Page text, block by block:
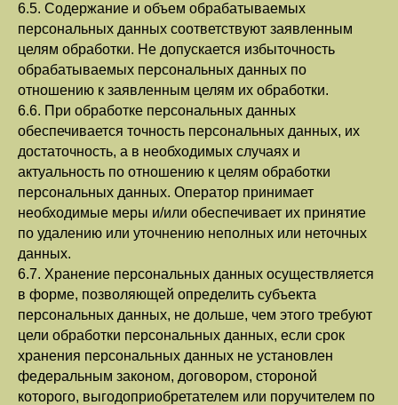
6.5. Содержание и объем обрабатываемых
персональных данных соответствуют заявленным
целям обработки. Не допускается избыточность
обрабатываемых персональных данных по
отношению к заявленным целям их обработки.
6.6. При обработке персональных данных
обеспечивается точность персональных данных, их
достаточность, а в необходимых случаях и
актуальность по отношению к целям обработки
персональных данных. Оператор принимает
необходимые меры и/или обеспечивает их принятие
по удалению или уточнению неполных или неточных
данных.
6.7. Хранение персональных данных осуществляется
в форме, позволяющей определить субъекта
персональных данных, не дольше, чем этого требуют
цели обработки персональных данных, если срок
хранения персональных данных не установлен
федеральным законом, договором, стороной
которого, выгодоприобретателем или поручителем по